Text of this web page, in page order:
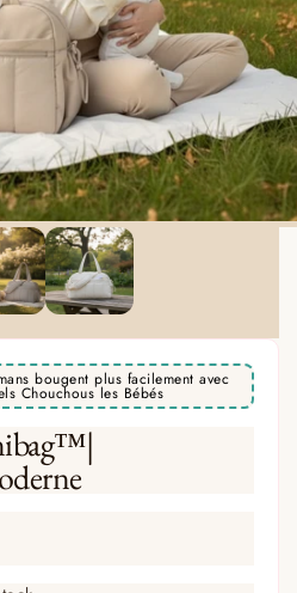
bougent plus facilement avec
Chouchous les Bébés